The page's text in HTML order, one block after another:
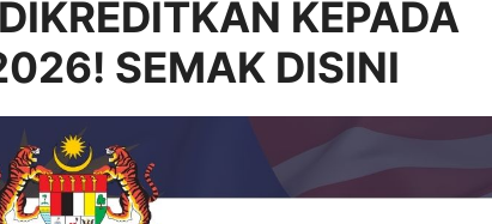
KEPADA
SEMAK DISINI